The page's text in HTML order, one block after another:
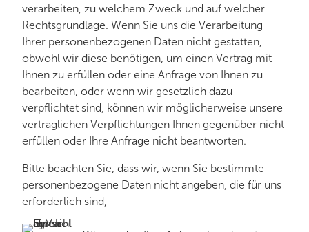
verarbeiten, zu welchem Zweck und auf welcher
Rechtsgrundlage. Wenn Sie uns die Verarbeitung
Ihrer personenbezogenen Daten nicht gestatten,
obwohl wir diese benötigen, um einen Vertrag mit
Ihnen zu erfüllen oder eine Anfrage von Ihnen zu
bearbeiten, oder wenn wir gesetzlich dazu
verpflichtet sind, können wir möglicherweise unsere
vertraglichen Verpflichtungen Ihnen gegenüber nicht
erfüllen oder Ihre Anfrage nicht beantworten.
Bitte beachten Sie, dass wir, wenn Sie bestimmte
personenbezogene Daten nicht angeben, die für uns
erforderlich sind,